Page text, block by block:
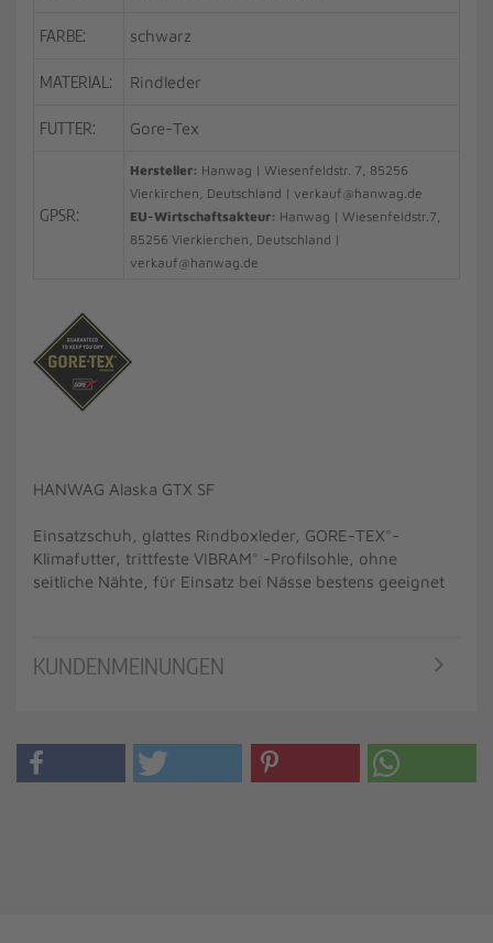
FARBE: schwarz
MATERIAL: Rindleder
FUTTER: Gore-Tex
GPSR:
Hersteller: Hanwag | Wiesenfeldstr. 7, 85256
Vierkirchen, Deutschland | verkauf@hanwag.de
EU-Wirtschaftsakteur: Hanwag | Wiesenfeldstr.7,
85256 Vierkierchen, Deutschland |
verkauf@hanwag.de
HANWAG Alaska GTX SF
Einsatzschuh, glattes Rindboxleder, GORE-TEX°-
Klimafutter, trittfeste VIBRAM° -Profilsohle, ohne
seitliche Nähte, für Einsatz bei Nässe bestens geeignet
KUNDENMEINUNGEN